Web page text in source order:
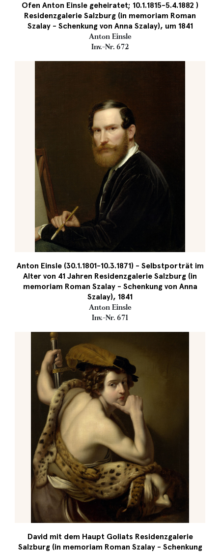
Ofen Anton Einsle geheiratet; 10.1.1815-5.4.1882 )
Residenzgalerie Salzburg (in memoriam Roman
Szalay - Schenkung von Anna Szalay), um 1841
Anton Einsle
Inv.-Nr. 672
Anton Einsle (30.1.1801-10.3.1871) - Selbstporträt im
Alter von 41 Jahren Residenzgalerie Salzburg (in
memoriam Roman Szalay - Schenkung von Anna
Szalay), 1841
Anton Einsle
Inv.-Nr. 671
David mit dem Haupt Goliats Residenzgalerie
Salzburg (in memoriam Roman Szalay - Schenkung